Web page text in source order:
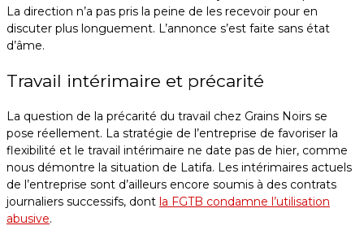
La direction n’a pas pris la peine de les recevoir pour en
discuter plus longuement. L’annonce s’est faite sans état
d’âme.
Travail intérimaire et précarité
La question de la précarité du travail chez Grains Noirs se
pose réellement. La stratégie de l’entreprise de favoriser la
flexibilité et le travail intérimaire ne date pas de hier, comme
nous démontre la situation de Latifa. Les intérimaires actuels
de l’entreprise sont d’ailleurs encore soumis à des contrats
journaliers successifs, dont la FGTB condamne l’utilisation
abusive.